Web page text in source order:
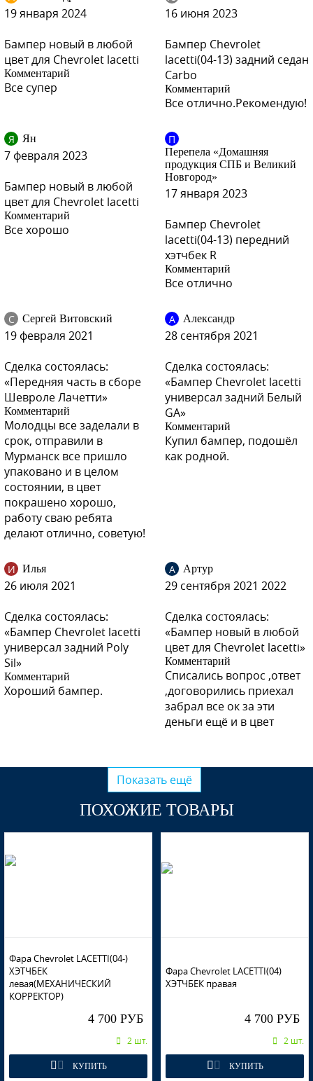
73L, GGE - SUPER RED (СОЛИД)
73L, GGE - SUPER RED (СОЛИД)
73L, GGE - SUPER RED (СОЛИД)
GAZ, 40R, 8624 - SUMMIT WHITE, OLYMPIC WHITE,
SCHNEEWEISS, ARCTIC WHITE, BIALY SUMMIT (СОЛИД)
SCHNEEWEISS, ARCTIC WHITE, BIALY SUMMIT (СОЛИД)
GAZ, 40R, 8624 - SUMMIT WHITE, OLYMPIC WHITE,
SCHNEEWEISS, ARCTIC WHITE, BIALY SUMMIT (СОЛИД)
GAZ, 40R, 8624 - SUMMIT WHITE, OLYMPIC WHITE,
SCHNEEWEISS, ARCTIC WHITE, BIALY SUMMIT (СОЛИД)
70U - RED ROCK
70U - RED ROCK
58U - DARK TURQUOISE
58U - DARK TURQUOISE
58U - DARK TURQUOISE
19 января 2024
Бампер новый в любой
цвет для Chevrolet lacetti
Комментарий
Все супер
16 июня 2023
Бампер Chevrolet
lacetti(04-13) задний седан
Carbo
Комментарий
Все отлично.Рекомендую!
Я Ян
7 февраля 2023
Бампер новый в любой
цвет для Chevrolet lacetti
Комментарий
Все хорошо
П
Перепела «Домашняя
продукция СПБ и Великий
Новгород»
17 января 2023
Бампер Chevrolet
lacetti(04-13) передний
хэтчбек R
Комментарий
Все отлично
С Сергей Витовский
19 февраля 2021
Сделка состоялась:
«Передняя часть в сборе
Шевроле Лачетти»
Комментарий
Молодцы все заделали в
срок, отправили в
Мурманск все пришло
упаковано и в целом
состоянии, в цвет
покрашено хорошо,
работу сваю ребята
делают отлично, советую!
А Александр
28 сентября 2021
Сделка состоялась:
«Бампер Chevrolet lacetti
универсал задний Белый
GA»
Комментарий
Купил бампер, подошёл
как родной.
И Илья
26 июля 2021
Сделка состоялась:
«Бампер Chevrolet lacetti
универсал задний Poly
Sil»
Комментарий
Хороший бампер.
А Артур
29 сентября 2021 2022
Сделка состоялась:
«Бампер новый в любой
цвет для Chevrolet lacetti»
Комментарий
Списались вопрос ,ответ
,договорились приехал
забрал все ок за эти
деньги ещё и в цвет
Показать ещё
ПОХОЖИЕ ТОВАРЫ
Фара Chevrolet LACETTI(04-)
ХЭТЧБЕК
левая(МЕХАНИЧЕСКИЙ
КОРРЕКТОР)
4 700 РУБ
2 шт.
КУПИТЬ
Фара Chevrolet LACETTI(04)
ХЭТЧБЕК правая
4 700 РУБ
2 шт.
КУПИТЬ